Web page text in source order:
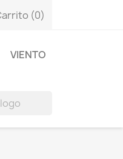
(0)
VIENTO